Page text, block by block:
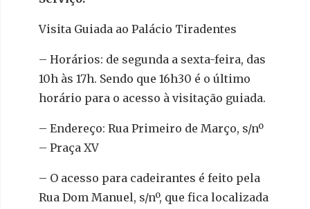
Visita Guiada ao Palácio Tiradentes
– Horários: de segunda a sexta-feira, das
10h às 17h. Sendo que 16h30 é o último
horário para o acesso à visitação guiada.
– Endereço: Rua Primeiro de Março, s/nº
– Praça XV
– O acesso para cadeirantes é feito pela
Rua Dom Manuel, s/nº, que fica localizada